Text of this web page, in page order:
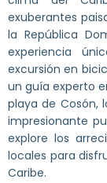
exuberantes
la República
experiencia
excursión en
un guía experto
playa de Cosón,
impresionante
explore los
locales para
Caribe.